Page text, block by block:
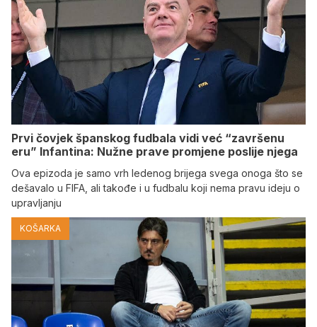
Prvi čovjek španskog fudbala vidi već “završenu
eru” Infantina: Nužne prave promjene poslije njega
Ova epizoda je samo vrh ledenog brijega svega onoga što se
dešavalo u FIFA, ali takođe i u fudbalu koji nema pravu ideju o
upravljanju
KOŠARKA